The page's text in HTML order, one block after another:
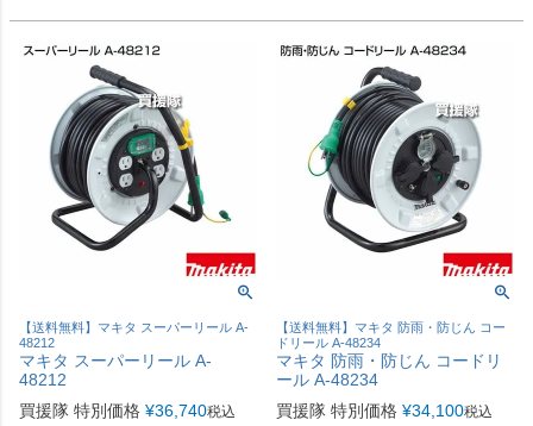
【送料無料】マキタ スーパーリール A-
48212
マキタ スーパーリール A-
48212
買援隊 特別価格 ¥36,740税込
【送料無料】マキタ 防雨・防じん コー
ドリール A-48234
マキタ 防雨・防じん コードリ
ール A-48234
買援隊 特別価格 ¥34,100税込